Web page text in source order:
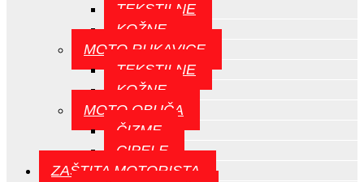
TEKSTILNE
KOŽNE
MOTO RUKAVICE
TEKSTILNE
KOŽNE
MOTO OBUČA
ČIZME
CIPELE
ZAŠTITA MOTORISTA